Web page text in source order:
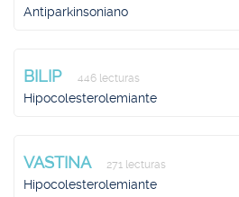
Antiparkinsoniano
BILIP 446 lecturas
Hipocolesterolemiante
VASTINA 271 lecturas
Hipocolesterolemiante